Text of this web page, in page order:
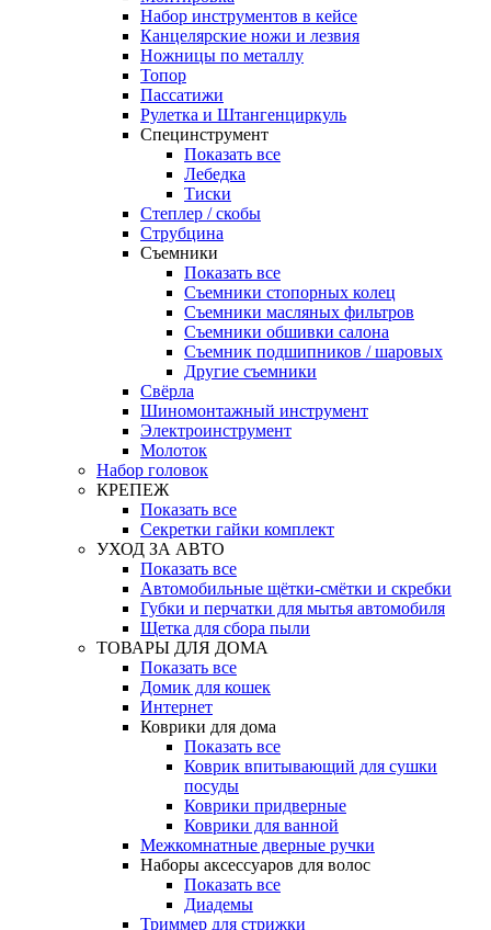
Набор инструментов в кейсе
Канцелярские ножи и лезвия
Ножницы по металлу
Топор
Пассатижи
Рулетка и Штангенциркуль
Специнструмент
Показать все
Лебедка
Тиски
Степлер / скобы
Струбцина
Съемники
Показать все
Съемники стопорных колец
Съемники масляных фильтров
Съемники обшивки салона
Съемник подшипников / шаровых
Другие съемники
Свёрла
Шиномонтажный инструмент
Электроинструмент
Молоток
Набор головок
КРЕПЕЖ
Показать все
Секретки гайки комплект
УХОД ЗА АВТО
Показать все
Автомобильные щётки-смётки и скребки
Губки и перчатки для мытья автомобиля
Щетка для сбора пыли
ТОВАРЫ ДЛЯ ДОМА
Показать все
Домик для кошек
Интернет
Коврики для дома
Показать все
Коврик впитывающий для сушки
посуды
Коврики придверные
Коврики для ванной
Межкомнатные дверные ручки
Наборы аксессуаров для волос
Показать все
Диадемы
Триммер для стрижки